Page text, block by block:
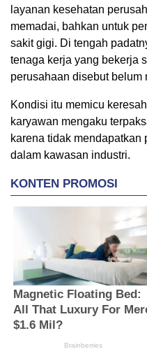
layanan kesehatan
memadai, bahkan untuk
sakit gigi. Di tengah
tenaga kerja yang bekerja
perusahaan disebut belum
Kondisi itu memicu
karyawan mengaku
karena tidak
dalam kawasan industri.